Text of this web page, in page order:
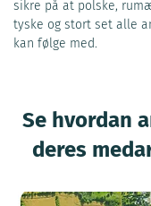
sikre på at polske,
tyske og stort set alle
kan følge med.
Se hvordan
deres